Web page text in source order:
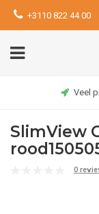
+3110 822 44 00
Veel
SlimView
0